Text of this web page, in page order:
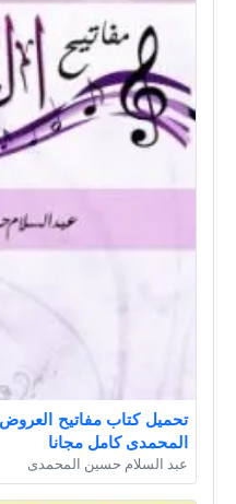
المحمدى كامل مجانا
عبد السلام حسين المحمدى